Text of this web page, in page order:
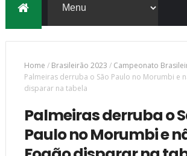
Home / Brasileirão 2023 / Campeonato
Palmeiras derruba o São Paulo no Morumbi e
disparar na tabela
Palmeiras derruba o
Paulo no Morumbi e